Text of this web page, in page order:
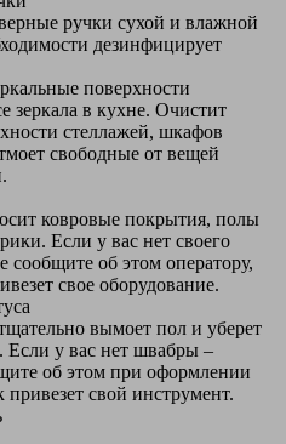
ручки сухой и влажной
дезинфицирует
поверхности
зеркала в кухне. Очистит
стеллажей, шкафов
свободные от вещей
ковровые покрытия, полы
Если у вас нет своего
сообщите об этом оператору,
свое оборудование.
вымоет пол и уберет
Если у вас нет швабры –
об этом при оформлении
привезет свой инструмент.